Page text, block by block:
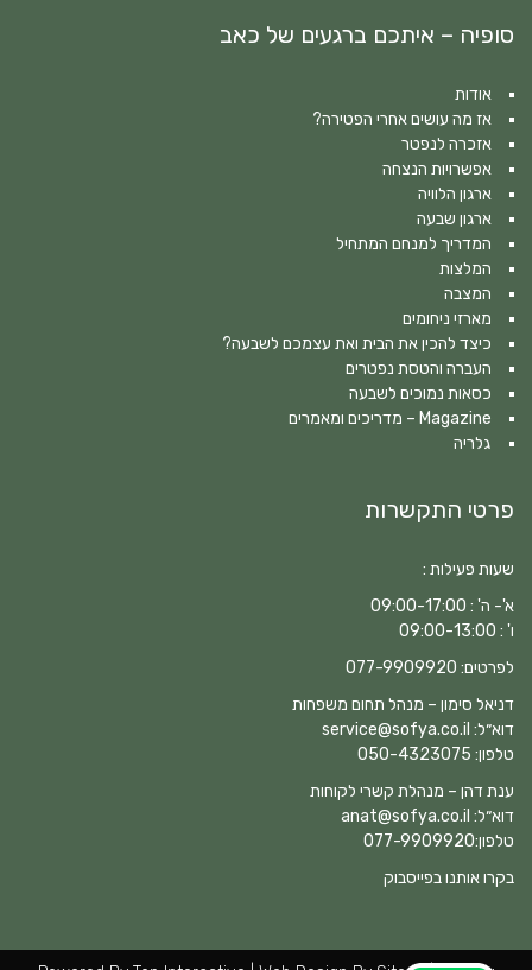
סופיה – איתכם ברגעים של כאב
אודות
אז מה עושים אחרי הפטירה?
אזכרה לנפטר
אפשרויות הנצחה
ארגון הלוויה
ארגון שבעה
המדריך למנחם המתחיל
המלצות
המצבה
מארזי ניחומים
כיצד להכין את הבית ואת עצמכם לשבעה?
העברה והטסת נפטרים
כסאות נמוכים לשבעה
Magazine – מדריכים ומאמרים
גלריה
פרטי התקשרות
שעות פעילות :
א'- ה' : 09:00-17:00
ו' : 09:00-13:00
לפרטים: 077-9909920
דניאל סימון – מנהל תחום משפחות
דוא״ל: service@sofya.co.il
טלפון: 050-4323075
ענת דהן – מנהלת קשרי לקוחות
דוא״ל: anat@sofya.co.il
טלפון:077-9909920
בקרו אותנו בפייסבוק